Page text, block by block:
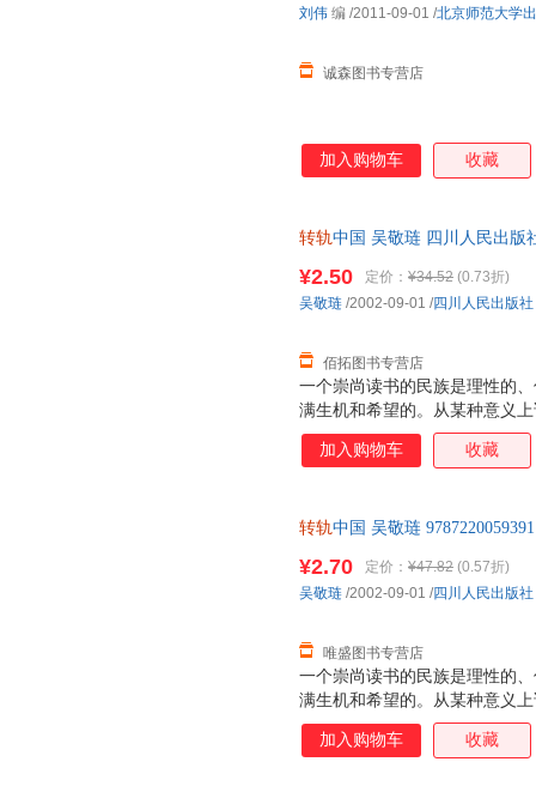
诚森图书专营店
刘伟 编 /2011-09-01 /北京师范大学
加入购物车 收藏
转轨中国 吴敬琏 四川人民出版
一个崇尚读书的民族是理性的
满生机和希望的。从某种意义
明，正是靠着书才是以传承、
¥2.50 定价： ¥34.52 (0.73折)
佰拓图书专营店
吴敬琏 /2002-09-01 /四川人民出版社
加入购物车 收藏
转轨中国 吴敬琏
一个崇尚读书的民族是理性的
满生机和希望的。从某种意义
明，正是靠着书才是以传承、
¥2.70 定价： ¥47.82 (0.57折)
唯盛图书专营店
吴敬琏 /2002-09-01 /四川人民出版社
加入购物车 收藏